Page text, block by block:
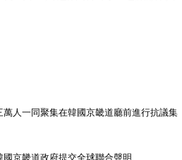
萬人一同聚集在韓國京畿道廳前進行抗議集
京畿道政府提交全球聯合聲明